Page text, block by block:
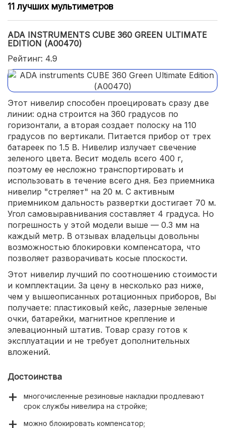
11 лучших мультиметров
ADA INSTRUMENTS CUBE 360 GREEN ULTIMATE
EDITION (А00470)
Рейтинг: 4.9
Этот нивелир способен проецировать сразу две
линии: одна строится на 360 градусов по
горизонтали, а вторая создает полоску на 110
градусов по вертикали. Питается прибор от трех
батареек по 1.5 В. Нивелир излучает свечение
зеленого цвета. Весит модель всего 400 г,
поэтому ее несложно транспортировать и
использовать в течение всего дня. Без приемника
нивелир "стреляет" на 20 м. С активным
приемником дальность развертки достигает 70 м.
Угол самовыравнивания составляет 4 градуса. Но
погрешность у этой модели выше — 0.3 мм на
каждый метр. В отзывах владельцы довольны
возможностью блокировки компенсатора, что
позволяет разворачивать косые плоскости.
Этот нивелир лучший по соотношению стоимости
и комплектации. За цену в несколько раз ниже,
чем у вышеописанных ротационных приборов, Вы
получаете: пластиковый кейс, лазерные зеленые
очки, батарейки, магнитное крепление и
элевационный штатив. Товар сразу готов к
эксплуатации и не требует дополнительных
вложений.
Достоинства
многочисленные резиновые накладки продлевают
срок службы нивелира на стройке;
можно блокировать компенсатор;